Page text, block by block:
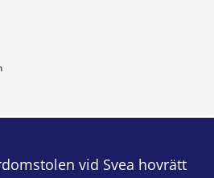
vid Svea hovrätt